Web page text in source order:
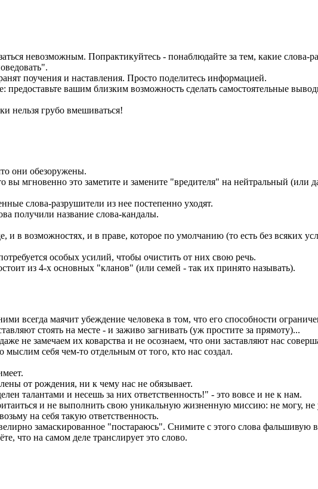
невозможным. Попрактикуйтесь - понаблюдайте за тем, какие слова-
поучения и наставления. Просто поделитесь информацией.
предоставьте вашим близким возможность сделать самостоятельные
нельзя грубо вмешиваться!
они обезоружены.
вы мгновенно это заметите и замените "вредителя" на нейтральный
слова-разрушители из нее постепенно уходят.
получили название слова-кандалы.
и в возможностях, и в праве, которое по умолчанию (то есть без всяких
особых усилий, чтобы очистить от них свою речь.
из 4-х основных "кланов" (или семей - так их принято называть).
всегда маячит убеждение человека в том, что его способности
стоять на месте - и заживо загнивать (уж простите за прямоту)...
не замечаем их коварства и не осознаем, что они заставляют нас
себя чем-то отдельным от того, кто нас создал.
от рождения, ни к чему нас не обязывает.
талантами и несешь за них ответственность!" - это вовсе и не к нам.
и не выполнить свою уникальную жизненную миссию: не могу,
на себя такую ответственность.
замаскированное "постараюсь". Снимите с этого слова фальшивую
что на самом деле транслирует это слово.